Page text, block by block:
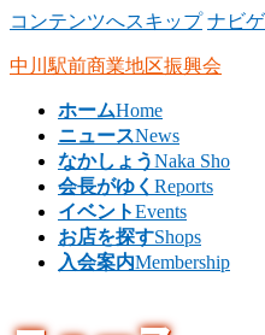
コンテンツへスキップ ナビ
中川駅前商業地区振興会
ホームHome
ニュースNews
なかしょうNaka Sho
会長がゆく Reports
イベントEvents
お店を探すShops
入会案内Membership